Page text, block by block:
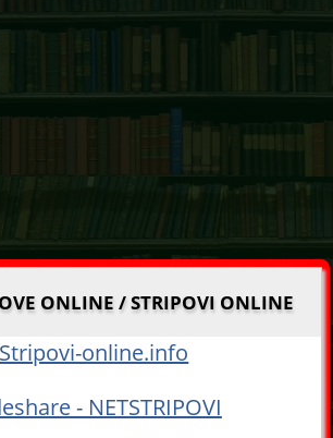
ONLINE / STRIPOVI ONLINE
Stripovi-online.info
- NETSTRIPOVI